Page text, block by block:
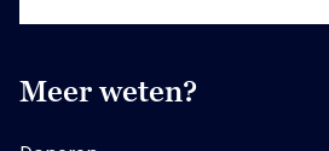
Meer weten?